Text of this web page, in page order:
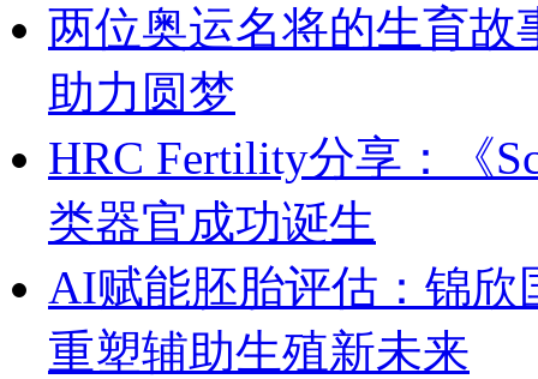
两位奥运名将的生育故
助力圆梦
HRC Fertility分享：《
类器官成功诞生
AI赋能胚胎评估：锦欣
重塑辅助生殖新未来